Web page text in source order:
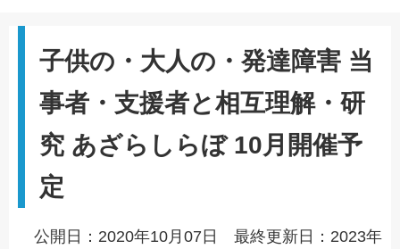
子供の・大人の・発達障害 当
事者・支援者と相互理解・研
究 あざらしらぼ 10月開催予
定
公開日：2020年10月07日 最終更新日：2023年